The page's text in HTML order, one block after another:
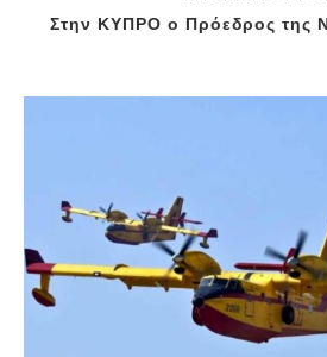
Στην ΚΥΠΡΟ ο Πρόεδρος της